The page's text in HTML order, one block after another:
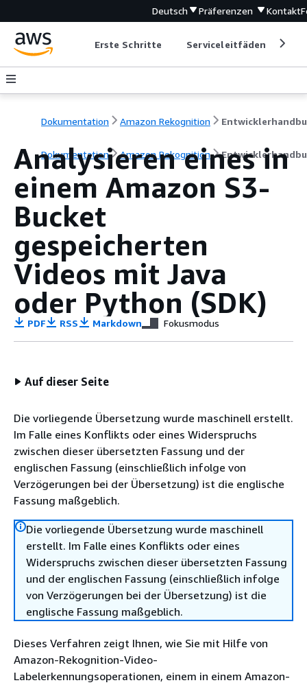
Deutsch Präferenzen Kontakt
Erste Schritte Serviceleitfäden
Dokumentation Amazon Rekognition
Dokumentation Amazon Rekognition
Analysieren eines in
einem Amazon S3-
Bucket
gespeicherten
Videos mit Java
oder Python (SDK)
PDF RSS Markdown Fokusmodus
Auf dieser Seite
Die vorliegende Übersetzung wurde maschinell erstellt.
Im Falle eines Konflikts oder eines Widerspruchs
zwischen dieser übersetzten Fassung und der
englischen Fassung (einschließlich infolge von
Verzögerungen bei der Übersetzung) ist die englische
Fassung maßgeblich.
Die vorliegende Übersetzung wurde maschinell
erstellt. Im Falle eines Konflikts oder eines
Widerspruchs zwischen dieser übersetzten Fassung
und der englischen Fassung (einschließlich infolge
von Verzögerungen bei der Übersetzung) ist die
englische Fassung maßgeblich.
Dieses Verfahren zeigt Ihnen, wie Sie mit Hilfe von
Amazon-Rekognition-Video-
Labelerkennungsoperationen, einem in einem Amazon-